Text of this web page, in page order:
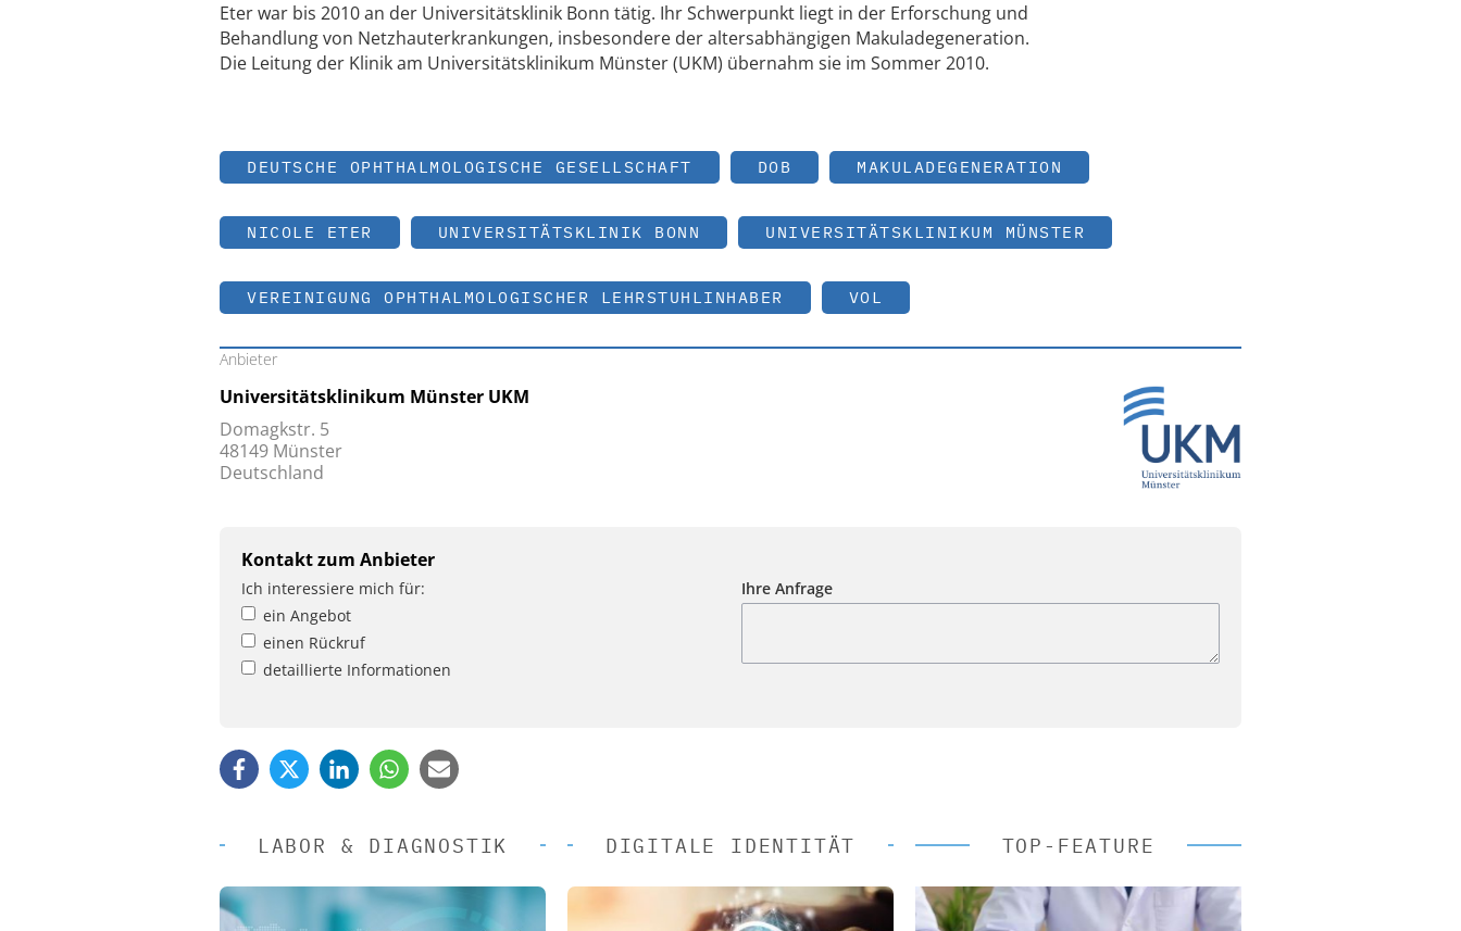
Eter war bis 2010 an der Universitätsklinik Bonn tätig. Ihr Schwerpunkt liegt in der Erforschung und
Behandlung von Netzhauterkrankungen, insbesondere der altersabhängigen Makuladegeneration.
Die Leitung der Klinik am Universitätsklinikum Münster (UKM) übernahm sie im Sommer 2010.
DEUTSCHE OPHTHALMOLOGISCHE GESELLSCHAFT DOB MAKULADEGENERATION
NICOLE ETER UNIVERSITÄTSKLINIK BONN UNIVERSITÄTSKLINIKUM MÜNSTER
VEREINIGUNG OPHTHALMOLOGISCHER LEHRSTUHLINHABER VOL
Anbieter
Universitätsklinikum Münster UKM
Domagkstr. 5
48149 Münster
Deutschland
Kontakt zum Anbieter
Ich interessiere mich für:
ein Angebot
einen Rückruf
detaillierte Informationen
Ihre Anfrage
LABOR & DIAGNOSTIK DIGITALE IDENTITÄT TOP-FEATURE